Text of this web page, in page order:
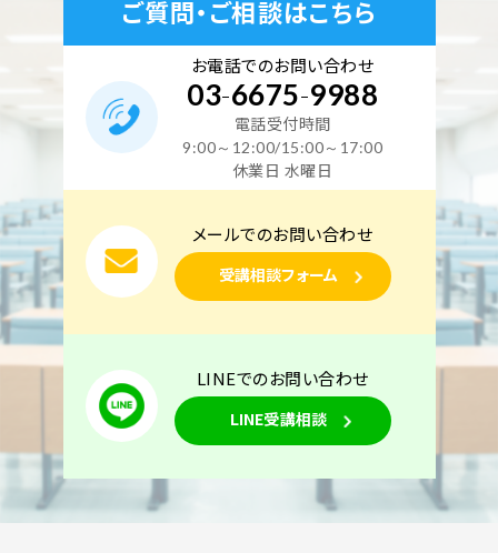
ご質問・ご相談はこちら
お電話でのお問い合わせ
03-6675-9988
電話受付時間
9:00～12:00/15:00～17:00
休業日 水曜日
メールでのお問い合わせ
受講相談フォーム
LINEでのお問い合わせ
LINE受講相談